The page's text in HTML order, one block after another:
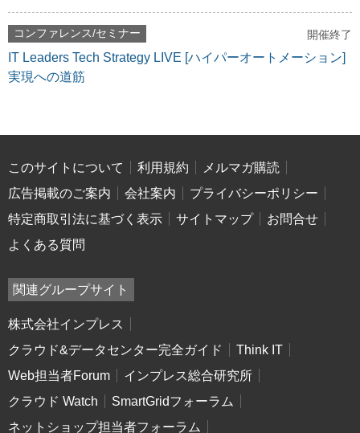
コンファレンス/セミナー 開催終了
IT Leaders Tech Strategy LIVE [ハイパーオートメーション]
実現への道筋
このサイトについて 利用規約
メルマガ購読
広告掲載のご案内
会社案内
プライバシーポリシー
特定商取引法に基づく表示
サイトマップ
お問合せ
よくある質問
関連グループサイト
株式会社インプレス
クラウド&データセンター完全ガイド
Think IT
Web担当者Forum
インプレス総合研究所
クラウド Watch
SmartGridフォーラム
ネットショップ担当者フォーラム